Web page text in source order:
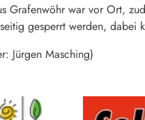
Grafenwöhr war vor Ort,
gesperrt werden, dabei
Jürgen Masching)